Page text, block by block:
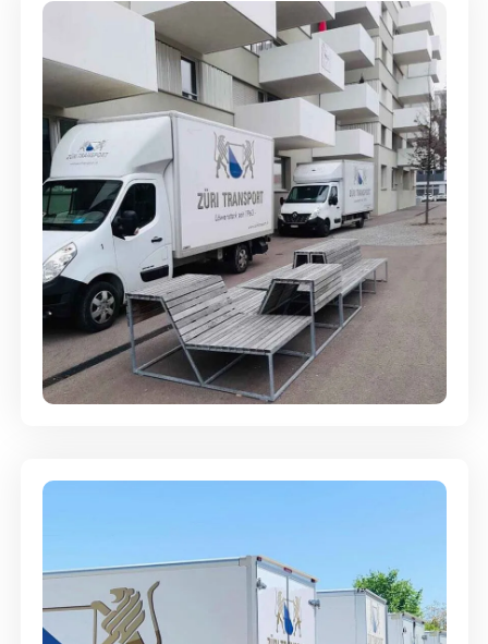
Umzugsreinigung - mit
Abgabegarantie